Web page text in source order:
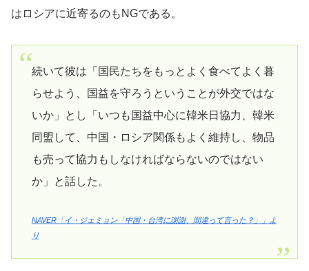
はロシアに近寄るのもNGである。
続いて彼は「国民たちをもっとよく食べてよく暮
らせよう、国益を守ろうということが外交ではな
いか」とし「いつも国益中心に韓米日協力、韓米
同盟して、中国・ロシア関係もよく維持し、物品
も売って協力もしなければならないのではない
か」と話した。
NAVER「イ・ジェミョン「中国・台湾に謝謝、間違って言った？」」よ
り